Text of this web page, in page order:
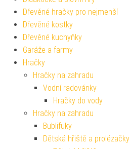
Dřevěné hračky pro nejmenší
Dřevěné kostky
Dřevěné kuchyňky
Garáže a farmy
Hračky
Hračky na zahradu
Vodní radovánky
Hračky do vody
Hračky na zahradu
Bublifuky
Dětská hřiště a prolézačky